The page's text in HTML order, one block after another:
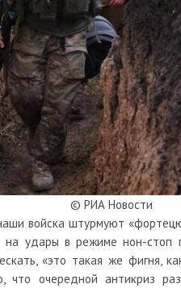
© РИА Новости
войска штурмуют
на удары в режиме нон-
«это такая же фигня,
что очередной антикриз